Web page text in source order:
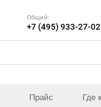
Общий:
+7 (495) 933-27-02
Прайс Где